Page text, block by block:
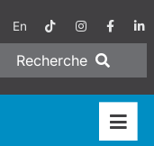
En
Recherche